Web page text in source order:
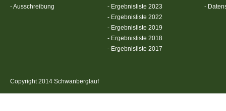
- Ausschreibung
- Ergebnisliste 2023
- Ergebnisliste 2022
- Ergebnisliste 2019
- Ergebnisliste 2018
- Ergebnisliste 2017
-
Copyright 2014 Schwanberglauf